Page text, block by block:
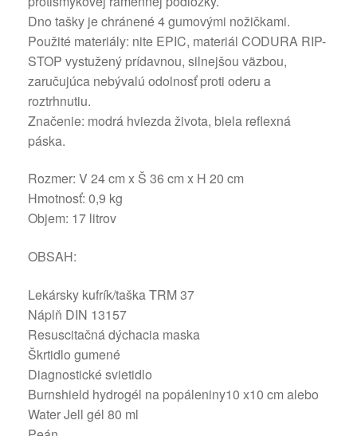
Dno tašky je chránené 4 gumovými nožičkami.
Použité materiály: nite EPIC, materiál CODURA RIP-
STOP vystužený prídavnou, silnejšou väzbou,
zaručujúca nebývalú odolnosť proti oderu a
roztrhnutiu.
Značenie: modrá hviezda života, biela reflexná
páska.
Rozmer: V 24 cm x Š 36 cm x H 20 cm
Hmotnosť: 0,9 kg
Objem: 17 litrov
OBSAH:
Lekársky kufrík/taška TRM 37
Náplň DIN 13157
Resuscitačná dýchacia maska
Škrtidlo gumené
Diagnostické svietidlo
Burnshield hydrogél na popáleniny10 x10 cm alebo
Water Jell gél 80 ml